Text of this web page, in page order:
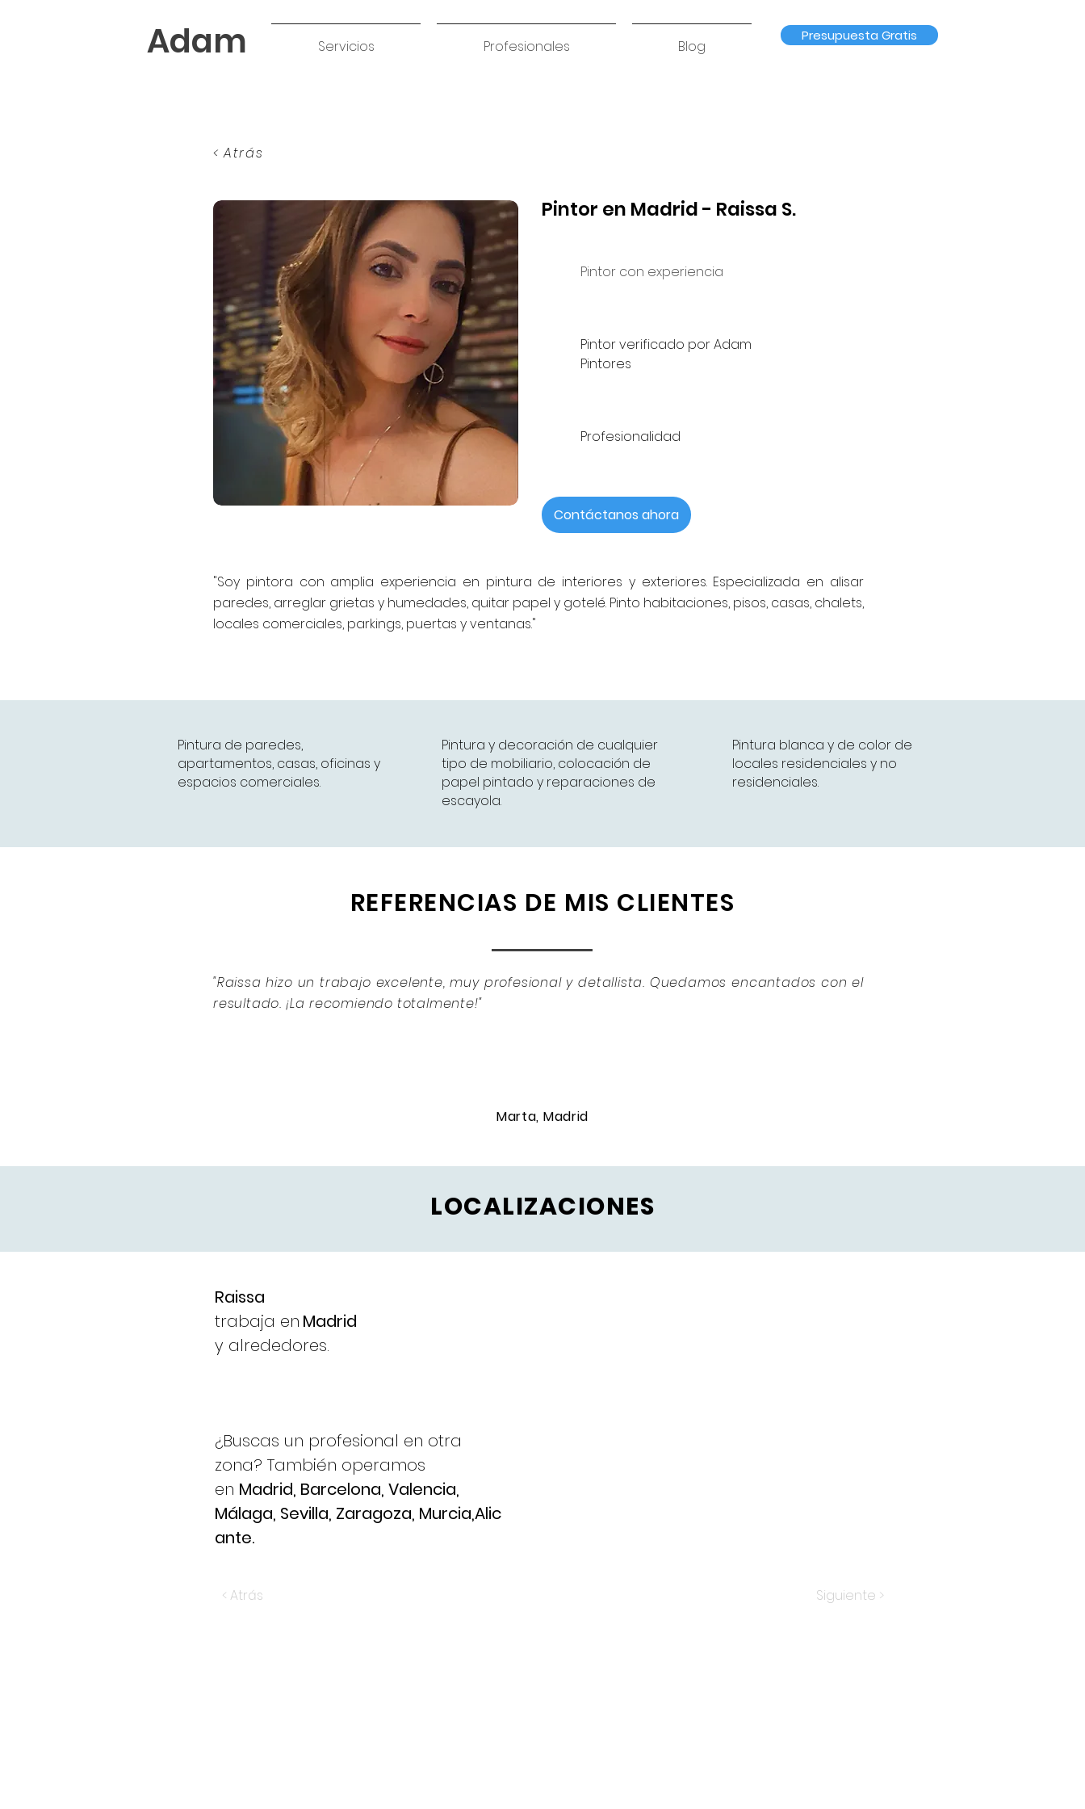
Adam Servicios Profesionales Blog
Presupuesta Gratis
< Atrás
Pintor en Madrid - Raissa S.
Pintor con experiencia
Pintor verificado por Adam
Pintores
Profesionalidad
Contáctanos ahora
"Soy pintora con amplia experiencia en pintura de interiores y exteriores. Especializada en alisar
paredes, arreglar grietas y humedades, quitar papel y gotelé. Pinto habitaciones, pisos, casas, chalets,
locales comerciales, parkings, puertas y ventanas."
Pintura de paredes,
apartamentos, casas, oficinas y
espacios comerciales.
Pintura y decoración de cualquier
tipo de mobiliario, colocación de
papel pintado y reparaciones de
escayola.
Pintura blanca y de color de
locales residenciales y no
residenciales.
REFERENCIAS DE MIS CLIENTES
"Raissa hizo un trabajo excelente, muy profesional y detallista. Quedamos encantados con el
resultado. ¡La recomiendo totalmente!"
Marta, Madrid
LOCALIZACIONES
Raissa
trabaja en Madrid
y alrededores.
¿Buscas un profesional en otra
zona? También operamos
en Madrid, Barcelona, Valencia,
Málaga, Sevilla, Zaragoza, Murcia,Alic
ante.
< Atrás Siguiente >